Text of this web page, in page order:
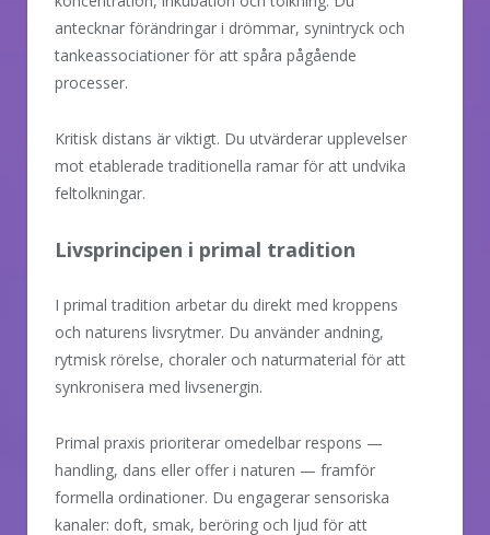
antecknar förändringar i drömmar, synintryck och
tankeassociationer för att spåra pågående
processer.
Kritisk distans är viktigt. Du utvärderar upplevelser
mot etablerade traditionella ramar för att undvika
feltolkningar.
Livsprincipen i primal tradition
I primal tradition arbetar du direkt med kroppens
och naturens livsrytmer. Du använder andning,
rytmisk rörelse, choraler och naturmaterial för att
synkronisera med livsenergin.
Primal praxis prioriterar omedelbar respons —
handling, dans eller offer i naturen — framför
formella ordinationer. Du engagerar sensoriska
kanaler: doft, smak, beröring och ljud för att